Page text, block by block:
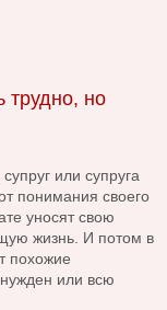
трудно, но
или супруга
понимания своего
уносят свою
жизнь. И потом в
похожие
или всю